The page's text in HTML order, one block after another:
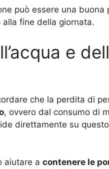
può essere una buona
alla fine della giornata.
e
che la perdita di
, ovvero dal consumo di
direttamente su
aiutare a contenere le